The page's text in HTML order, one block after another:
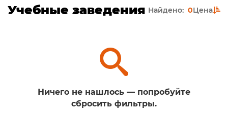
Учебные заведения Найдено: 0Цена
Ничего не нашлось — попробуйте
сбросить фильтры.